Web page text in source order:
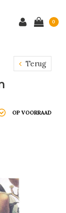
0
Terug
OP VOORRAAD